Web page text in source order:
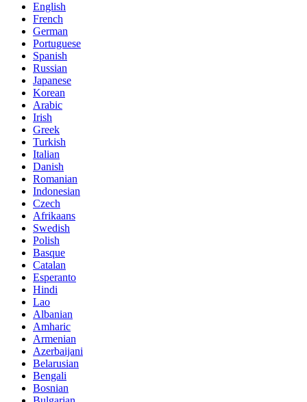
English
French
German
Portuguese
Spanish
Russian
Japanese
Korean
Arabic
Irish
Greek
Turkish
Italian
Danish
Romanian
Indonesian
Czech
Afrikaans
Swedish
Polish
Basque
Catalan
Esperanto
Hindi
Lao
Albanian
Amharic
Armenian
Azerbaijani
Belarusian
Bengali
Bosnian